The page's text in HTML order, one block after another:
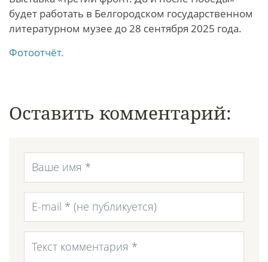
будет работать в Белгородском государственном
литературном музее до 28 сентября 2025 года.
Фотоотчёт.
Оставить комментарий: